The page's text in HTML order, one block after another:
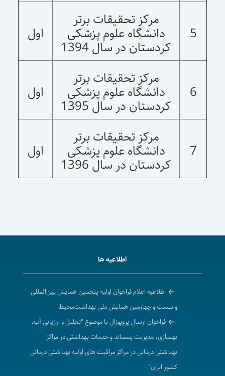
5
مرکز تحقیقات برتر
دانشگاه علوم پزشکی
کردستان در سال 1394
اول
6
مرکز تحقیقات برتر
دانشگاه علوم پزشکی
کردستان در سال 1395
اول
7
مرکز تحقیقات برتر
دانشگاه علوم پزشکی
کردستان در سال 1396
اول
اطلاعیه ها
اطلاعیه اعلام فراخوان اولیه پنجمین همایش بین‌المللی
و بیست و چهارمین همایش ملی بهداشت‌محیط
فراخوان ارسال پروپوزال با موضوع "تحلیل و ارزیابی آب،
بهسازی، مدیریت پسماند و خدمات بهداشتی در مراکز
بهداشتی درمانی در مراکز مراقبت های اولیه بهداشتی درمانی
کشور ایران"